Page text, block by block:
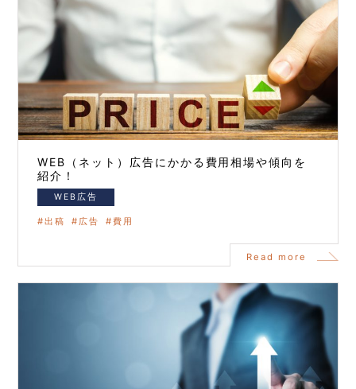
WEB（ネット）広告にかかる費用相場や傾向を
紹介！
WEB広告
出稿 広告 費用
Read more